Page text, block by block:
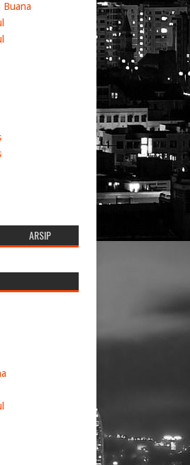
Buana
ARSIP